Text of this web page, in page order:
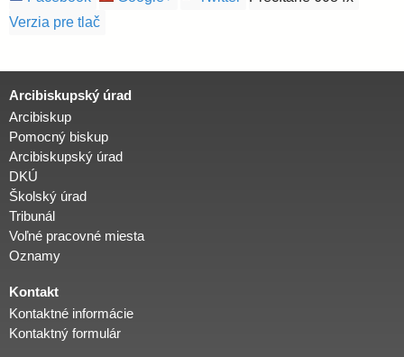
á
a
r
c
i
d
i
Verzia pre tlač
Arcibiskupský úrad
Arcibiskup
Pomocný biskup
Arcibiskupský úrad
DKÚ
Školský úrad
Tribunál
Voľné pracovné miesta
Oznamy
Kontakt
Kontaktné informácie
Kontaktný formulár